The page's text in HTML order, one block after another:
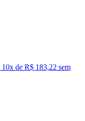
10x de R$ 183,22 sem